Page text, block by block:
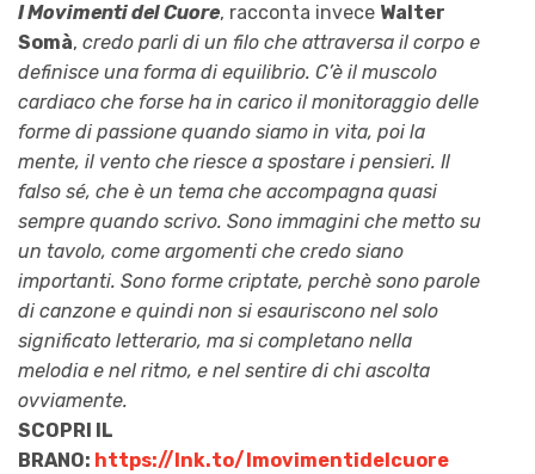
I Movimenti del Cuore, racconta invece Walter
Somà, credo parli di un filo che attraversa il corpo e
definisce una forma di equilibrio. C’è il muscolo
cardiaco che forse ha in carico il monitoraggio delle
forme di passione quando siamo in vita, poi la
mente, il vento che riesce a spostare i pensieri. Il
falso sé, che è un tema che accompagna quasi
sempre quando scrivo. Sono immagini che metto su
un tavolo, come argomenti che credo siano
importanti. Sono forme criptate, perchè sono parole
di canzone e quindi non si esauriscono nel solo
significato letterario, ma si completano nella
melodia e nel ritmo, e nel sentire di chi ascolta
ovviamente.
SCOPRI IL
BRANO: https://lnk.to/Imovimentidelcuore